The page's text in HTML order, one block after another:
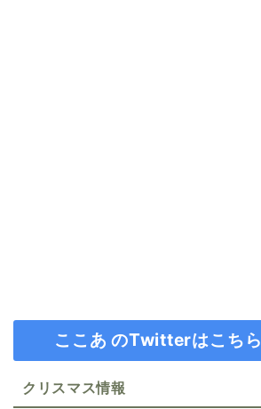
ここあ のTwitterはこちら
クリスマス情報